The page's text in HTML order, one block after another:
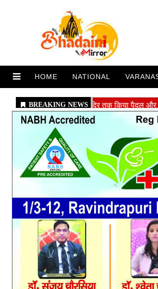
HOME NATIONAL